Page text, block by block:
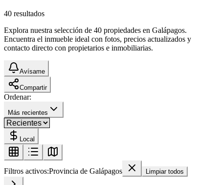
40 resultados
Explora nuestra selección de 40 propiedades en Galápagos.
Encuentra el inmueble ideal con fotos, precios actualizados y
contacto directo con propietarios e inmobiliarias.
Avísame
Compartir
Ordenar:
Más recientes
Local
Filtros activos:Provincia de Galápagos Limpiar todos